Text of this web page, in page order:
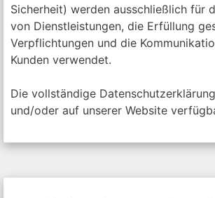
Sicherheit) werden ausschließlich für
von Dienstleistungen, die Erfüllung
Verpflichtungen und die
Kunden verwendet.
Die vollständige
und/oder auf unserer Website